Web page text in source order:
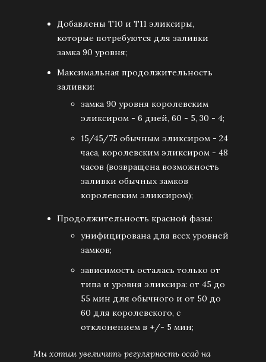
Добавлены Т10 и Т11 эликсиры,
которые потребуются для заливки
замка 90 уровня;
Максимальная продолжительность
заливки:
замка 90 уровня королевским
эликсиром - 6 дней, 60 - 5, 30 - 4;
15/45/75 обычным эликсиром - 24
часа, королевским эликсиром - 48
часов (возвращена возможность
заливки обычных замков
королевским эликсиром);
Продолжительность красной фазы:
унифицирована для всех уровней
замков;
зависимость осталась только от
типа и уровня эликсира: от 45 до
55 мин для обычного и от 50 до
60 для королевского, с
отклонением в +/- 5 мин;
Мы хотим увеличить регулярность осад на